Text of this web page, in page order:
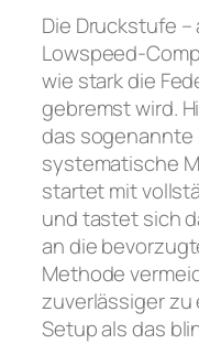
Die Druckstufe
Lowspeed-
wie stark die
gebremst wird.
das sogenannte
systematische
startet mit
und tastet sich
an die
Methode
zuverlässiger
Setup als das